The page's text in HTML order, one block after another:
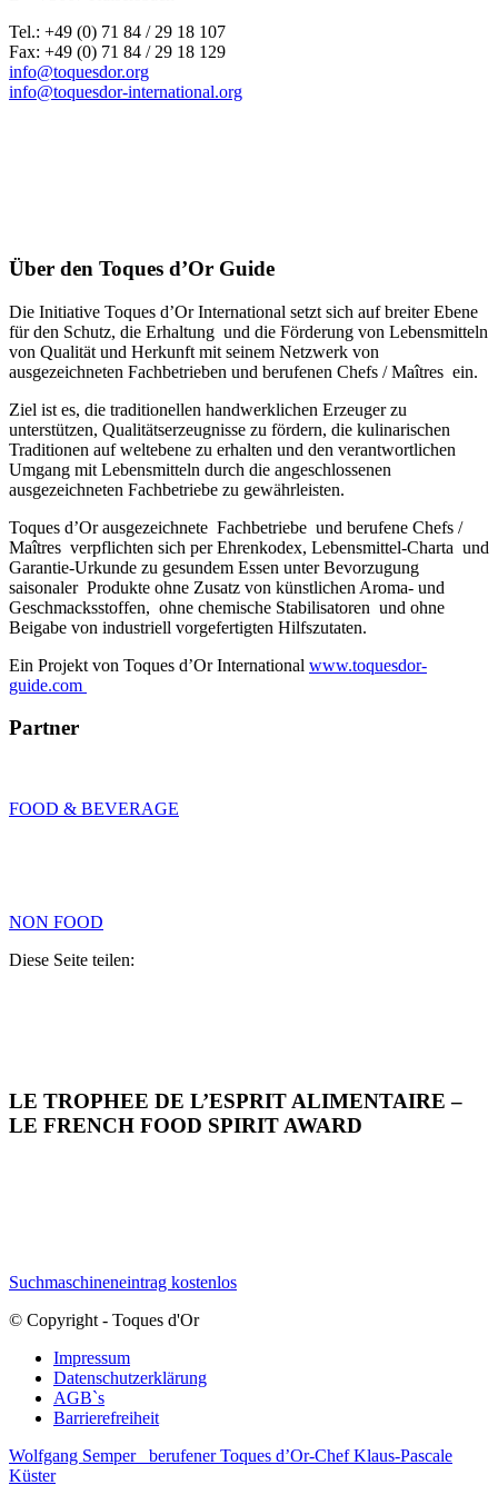
Tel.: +49 (0) 71 84 / 29 18 107
Fax: +49 (0) 71 84 / 29 18 129
info@toquesdor.org
info@toquesdor-international.org
Über den Toques d’Or Guide
Die Initiative Toques d’Or International setzt sich auf breiter Ebene
für den Schutz, die Erhaltung und die Förderung von Lebensmitteln
von Qualität und Herkunft mit seinem Netzwerk von
ausgezeichneten Fachbetrieben und berufenen Chefs / Maîtres ein.
Ziel ist es, die traditionellen handwerklichen Erzeuger zu
unterstützen, Qualitätserzeugnisse zu fördern, die kulinarischen
Traditionen auf weltebene zu erhalten und den verantwortlichen
Umgang mit Lebensmitteln durch die angeschlossenen
ausgezeichneten Fachbetriebe zu gewährleisten.
Toques d’Or ausgezeichnete Fachbetriebe und berufene Chefs /
Maîtres verpflichten sich per Ehrenkodex, Lebensmittel-Charta und
Garantie-Urkunde zu gesundem Essen unter Bevorzugung
saisonaler Produkte ohne Zusatz von künstlichen Aroma- und
Geschmacksstoffen, ohne chemische Stabilisatoren und ohne
Beigabe von industriell vorgefertigten Hilfszutaten.
Ein Projekt von Toques d’Or International www.toquesdor-
guide.com
Partner
FOOD & BEVERAGE
NON FOOD
Diese Seite teilen:
LE TROPHEE DE L’ESPRIT ALIMENTAIRE –
LE FRENCH FOOD SPIRIT AWARD
Suchmaschineneintrag kostenlos
© Copyright - Toques d'Or
Impressum
Datenschutzerklärung
AGB`s
Barrierefreiheit
Wolfgang Semper
berufener Toques d’Or-Chef Klaus-Pascale
Küster